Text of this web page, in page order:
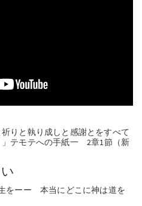
りと執り成しと感謝とをすべて
テモテへの手紙一 2章1節（新
をーー 本当にどこに神は道を